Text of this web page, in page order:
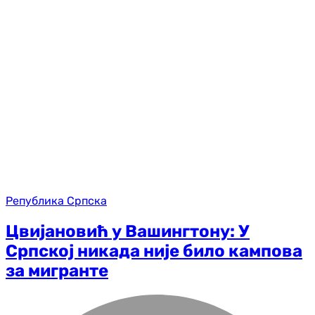
Република Српска
Цвијановић у Вашингтону: У
Српској никада није било кампова
за мигранте